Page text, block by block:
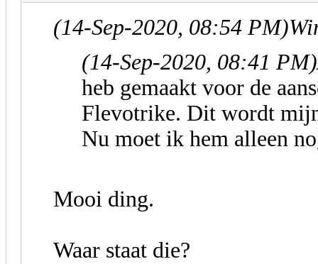
(14-Sep-2020, 08:54 PM)
(14-Sep-2020, 08:41 PM)
heb gemaakt voor de
Flevotrike. Dit wordt
Nu moet ik hem alleen
Mooi ding.
Waar staat die?